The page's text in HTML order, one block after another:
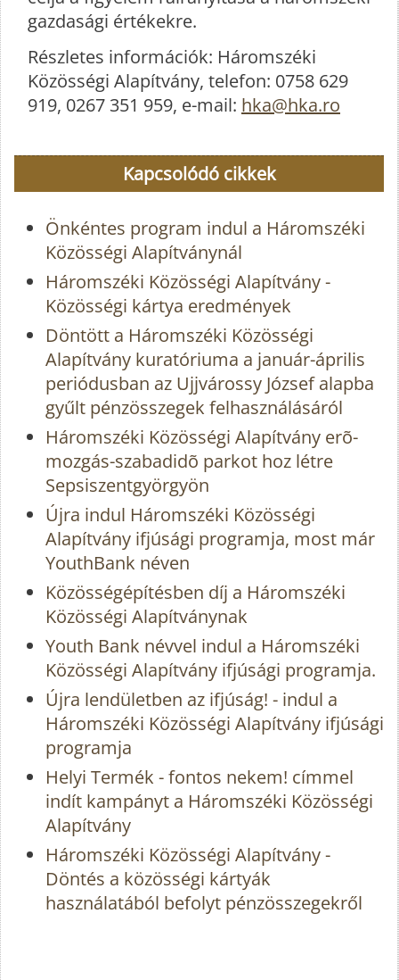
gazdasági értékekre.
Részletes információk: Háromszéki
Közösségi Alapítvány, telefon: 0758 629
919, 0267 351 959, e-mail: hka@hka.ro
Kapcsolódó cikkek
Önkéntes program indul a Háromszéki
Közösségi Alapítványnál
Háromszéki Közösségi Alapítvány -
Közösségi kártya eredmények
Döntött a Háromszéki Közösségi
Alapítvány kuratóriuma a január-április
periódusban az Ujjvárossy József alapba
gyűlt pénzösszegek felhasználásáról
Háromszéki Közösségi Alapítvány erõ-
mozgás-szabadidõ parkot hoz létre
Sepsiszentgyörgyön
Újra indul Háromszéki Közösségi
Alapítvány ifjúsági programja, most már
YouthBank néven
Közösségépítésben díj a Háromszéki
Közösségi Alapítványnak
Youth Bank névvel indul a Háromszéki
Közösségi Alapítvány ifjúsági programja.
Újra lendületben az ifjúság! - indul a
Háromszéki Közösségi Alapítvány ifjúsági
programja
Helyi Termék - fontos nekem! címmel
indít kampányt a Háromszéki Közösségi
Alapítvány
Háromszéki Közösségi Alapítvány -
Döntés a közösségi kártyák
használatából befolyt pénzösszegekről